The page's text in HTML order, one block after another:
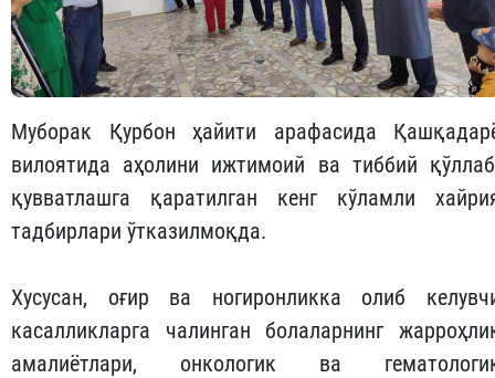
Муборак Қурбон ҳайити арафасида
вилоятида аҳолини ижтимоий ва тиббий
қувватлашга қаратилган кенг кўламли
тадбирлари ўтказилмоқда.
Хусусан, оғир ва ногиронликка олиб
касалликларга чалинган болаларнинг
амалиётлари, онкологик ва